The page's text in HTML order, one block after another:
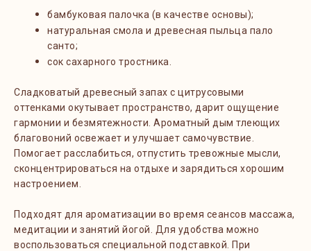
бамбуковая палочка (в качестве основы);
натуральная смола и древесная пыльца пало
санто;
сок сахарного тростника.
Сладковатый древесный запах с цитрусовыми
оттенками окутывает пространство, дарит ощущение
гармонии и безмятежности. Ароматный дым тлеющих
благовоний освежает и улучшает самочувствие.
Помогает расслабиться, отпустить тревожные мысли,
сконцентрироваться на отдыхе и зарядиться хорошим
настроением.
Подходят для ароматизации во время сеансов массажа,
медитации и занятий йогой. Для удобства можно
воспользоваться специальной подставкой. При